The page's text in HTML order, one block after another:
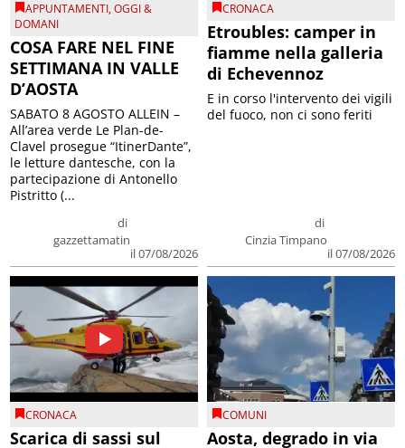
APPUNTAMENTI,OGGI &
DOMANI
COSA FARE NEL FINE
SETTIMANA IN VALLE
D’AOSTA
di
gazzettamatin
il 07/08/2026
SABATO 8 AGOSTO ALLEIN –
All’area verde Le Plan-de-
Clavel prosegue “ItinerDante”,
le letture dantesche, con la
partecipazione di Antonello
Pistritto (...
CRONACA
Etroubles: camper in
fiamme nella galleria
di Echevennoz
di
Cinzia Timpano
il 07/08/2026
E in corso l'intervento dei vigili
del fuoco, non ci sono feriti
CRONACA
Scarica di sassi sul
COMUNI
Aosta, degrado in via